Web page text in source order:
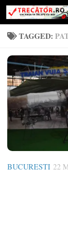
Skip to
TAGGED:
BUCURESTI 22